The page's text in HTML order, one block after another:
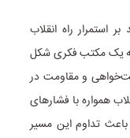
استمرار راه انقلاب
یک مکتب فکری شکل
و مقاومت در
همواره با فشارهای
تداوم این مسیر